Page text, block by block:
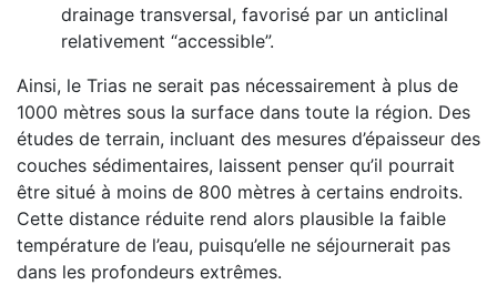
drainage transversal, favorisé par un anticlinal
relativement “accessible”.
Ainsi, le Trias ne serait pas nécessairement à plus de
1000 mètres sous la surface dans toute la région. Des
études de terrain, incluant des mesures d’épaisseur des
couches sédimentaires, laissent penser qu’il pourrait
être situé à moins de 800 mètres à certains endroits.
Cette distance réduite rend alors plausible la faible
température de l’eau, puisqu’elle ne séjournerait pas
dans les profondeurs extrêmes.